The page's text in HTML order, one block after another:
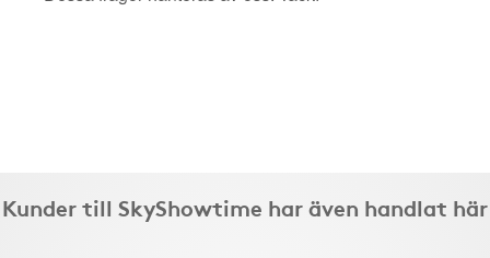
Kunder till SkyShowtime har även handlat här